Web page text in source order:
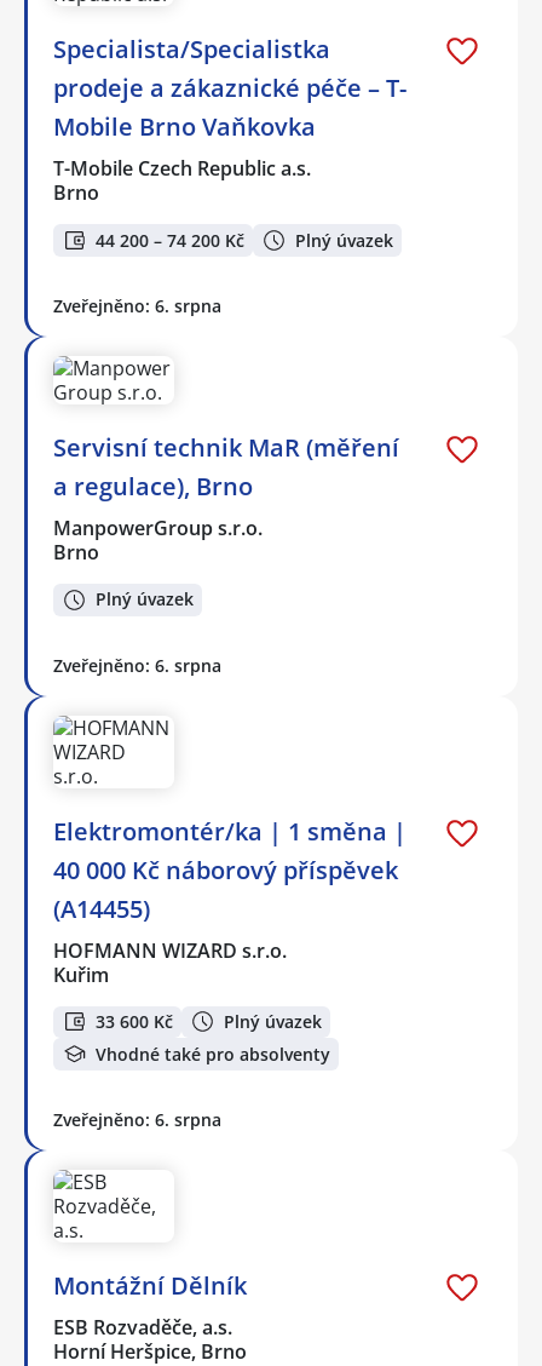
Specialista/Specialistka
prodeje a zákaznické péče – T-
Mobile Brno Vaňkovka
T-Mobile Czech Republic a.s.
Brno
44 200 – 74 200 Kč Plný úvazek
Zveřejněno: 6. srpna
Servisní technik MaR (měření
a regulace), Brno
ManpowerGroup s.r.o.
Brno
Plný úvazek
Zveřejněno: 6. srpna
Elektromontér/ka | 1 směna |
40 000 Kč náborový příspěvek
(A14455)
HOFMANN WIZARD s.r.o.
Kuřim
33 600 Kč
Plný úvazek
Vhodné také pro absolventy
Zveřejněno: 6. srpna
Montážní Dělník
ESB Rozvaděče, a.s.
Horní Heršpice, Brno